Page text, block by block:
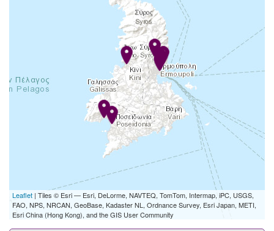
Leaflet | Tiles © Esri — Esri, DeLorme, NAVTEQ, TomTom, Intermap, iPC, USGS,
FAO, NPS, NRCAN, GeoBase, Kadaster NL, Ordnance Survey, Esri Japan, METI,
Esri China (Hong Kong), and the GIS User Community